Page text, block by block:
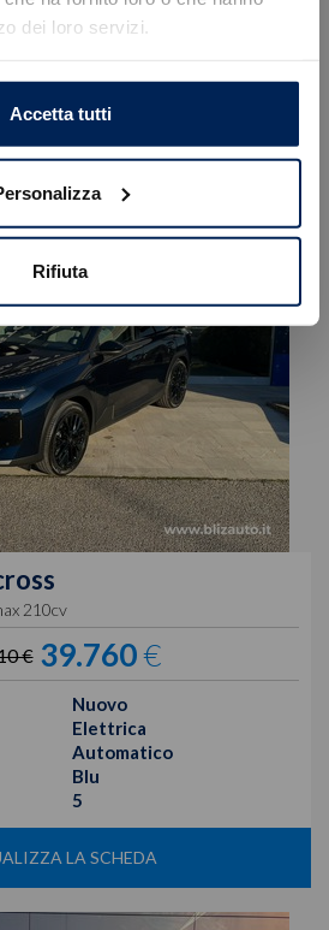
dei loro servizi.
Accetta tutti
Rifiuta
Automatico
Blu
5
210cv
€ 39.760€
Nuovo
Elettrica
Automatico
Blu
5
LA SCHEDA
veicoli non riuscito